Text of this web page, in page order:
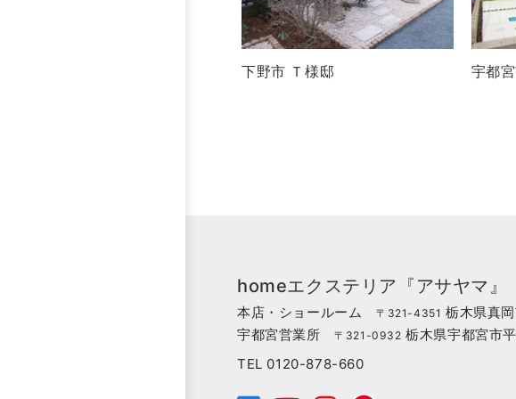
下野市 Ｔ様邸 宇都
homeエクステリア『アサヤマ』
本店・ショールーム〒321-4351 栃木県真
宇都宮営業所〒321-0932 栃木県宇都宮市
TEL 0120-878-660